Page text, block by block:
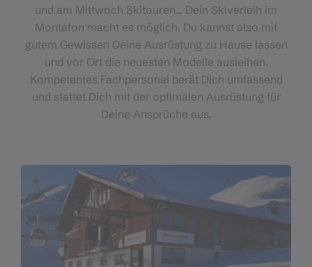
und am Mittwoch Skitouren... Dein Skiverleih im
Montafon macht es möglich. Du kannst also mit
gutem Gewissen Deine Ausrüstung zu Hause lassen
und vor Ort die neuesten Modelle ausleihen.
Kompetentes Fachpersonal berät Dich umfassend
und stattet Dich mit der optimalen Ausrüstung für
Deine Ansprüche aus.